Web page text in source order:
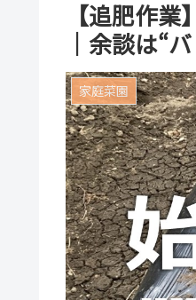
【追肥作
｜余談は“
家庭菜園